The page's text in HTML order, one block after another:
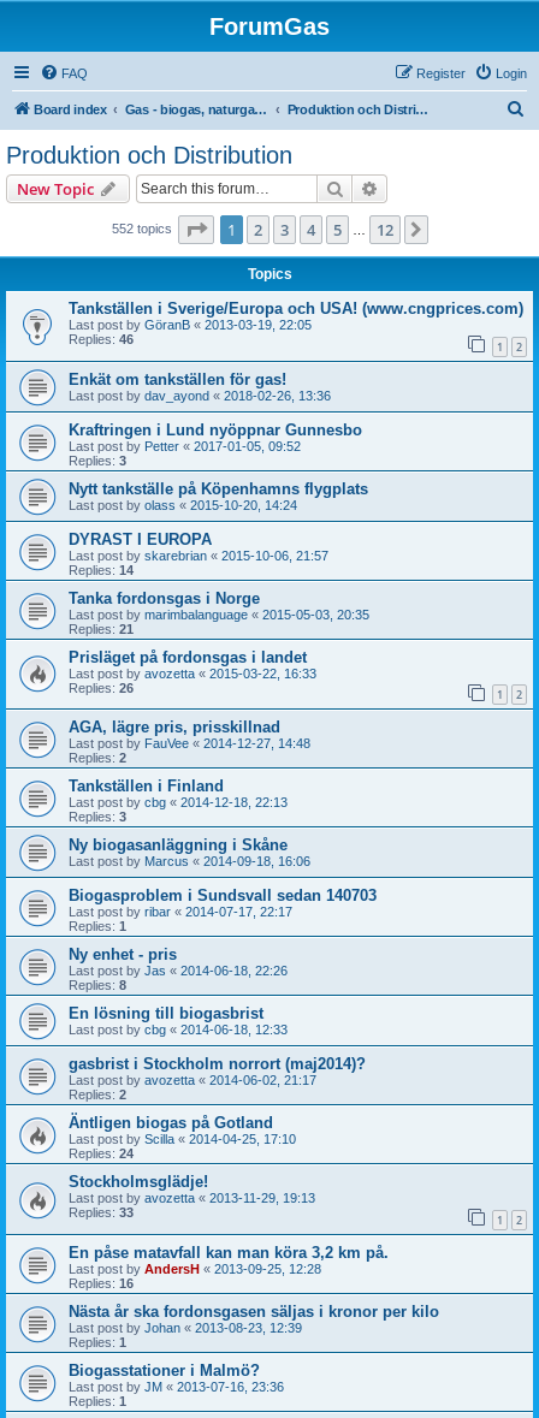
ForumGas
FAQ Login
Register
Board index Gas - biogas, naturgas, hytan och vätgas Produktion och Distribution
Produktion och Distribution
New Topic Search
552 topics Page 1of 12
1 2 3 4 5 12
Topics
Tankställen i Sverige/Europa och USA! (www.cngprices.com)
Last post by GöranB « 2013-03-19, 22:05
Replies: 46 1 2
Enkät om tankställen för gas!
Last post by dav_ayond « 2018-02-26, 13:36
Kraftringen i Lund nyöppnar Gunnesbo
Last post by Petter « 2017-01-05, 09:52
Replies: 3
Nytt tankställe på Köpenhamns flygplats
Last post by olass « 2015-10-20, 14:24
DYRAST I EUROPA
Last post by skarebrian « 2015-10-06, 21:57
Replies: 14
Tanka fordonsgas i Norge
Last post by marimbalanguage « 2015-05-03, 20:35
Replies: 21
Prisläget på fordonsgas i landet
Last post by avozetta « 2015-03-22, 16:33
Replies: 26 1 2
AGA, lägre pris, prisskillnad
Last post by FauVee « 2014-12-27, 14:48
Replies: 2
Tankställen i Finland
Last post by cbg « 2014-12-18, 22:13
Replies: 3
Ny biogasanläggning i Skåne
Last post by Marcus « 2014-09-18, 16:06
Biogasproblem i Sundsvall sedan 140703
Last post by ribar « 2014-07-17, 22:17
Replies: 1
Ny enhet - pris
Last post by Jas « 2014-06-18, 22:26
Replies: 8
En lösning till biogasbrist
Last post by cbg « 2014-06-18, 12:33
gasbrist i Stockholm norrort (maj2014)?
Last post by avozetta « 2014-06-02, 21:17
Replies: 2
Äntligen biogas på Gotland
Last post by Scilla « 2014-04-25, 17:10
Replies: 24
Stockholmsglädje!
Last post by avozetta « 2013-11-29, 19:13
Replies: 33 1 2
En påse matavfall kan man köra 3,2 km på.
Last post by AndersH « 2013-09-25, 12:28
Replies: 16
Nästa år ska fordonsgasen säljas i kronor per kilo
Last post by Johan « 2013-08-23, 12:39
Replies: 1
Biogasstationer i Malmö?
Last post by JM « 2013-07-16, 23:36
Replies: 1